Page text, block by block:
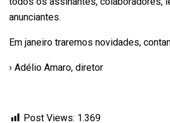
anunciantes.
Em janeiro traremos novidades,
› Adélio Amaro, diretor
Post Views: 1.369